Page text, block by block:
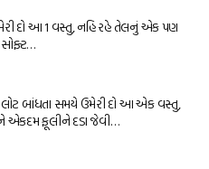
દો આ 1 વસ્તુ, નહિ રહે તેલનું એક પણ
લોટ બાંધતા સમયે ઉમેરી દો આ એક વસ્તુ,
એકદમ ફૂલીને દડા જેવી…